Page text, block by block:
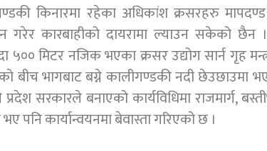
किनारमा रहेका अधिकांश क्रसरहरु
गरेर कारबाहीको दायरामा ल्याउन सकेको
५०० मिटर नजिक भएका क्रसर उद्योग सार्न गृह
बीच भागबाट बग्ने कालीगण्डकी नदी छेउछाउमा
सरकारले बनाएको कार्यविधिमा राजमार्ग,
पनि कार्यान्वयनमा बेवास्ता गरिएको छ ।